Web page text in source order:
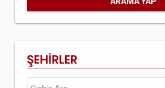
ŞEHİRLER